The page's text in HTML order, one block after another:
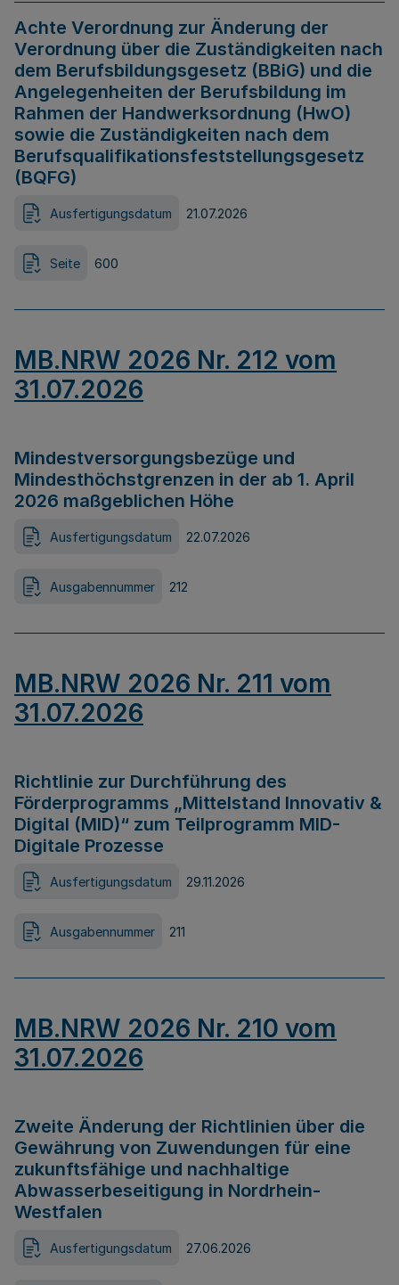
Achte Verordnung zur Änderung der
Verordnung über die Zuständigkeiten nach
dem Berufsbildungsgesetz (BBiG) und die
Angelegenheiten der Berufsbildung im
Rahmen der Handwerksordnung (HwO)
sowie die Zuständigkeiten nach dem
Berufsqualifikationsfeststellungsgesetz
(BQFG)
Ausfertigungsdatum 21.07.2026
Seite 600
MB.NRW 2026 Nr. 212 vom
31.07.2026
Mindestversorgungsbezüge und
Mindesthöchstgrenzen in der ab 1. April
2026 maßgeblichen Höhe
Ausfertigungsdatum 22.07.2026
Ausgabennummer 212
MB.NRW 2026 Nr. 211 vom
31.07.2026
Richtlinie zur Durchführung des
Förderprogramms „Mittelstand Innovativ &
Digital (MID)“ zum Teilprogramm MID-
Digitale Prozesse
Ausfertigungsdatum 29.11.2026
Ausgabennummer 211
MB.NRW 2026 Nr. 210 vom
31.07.2026
Zweite Änderung der Richtlinien über die
Gewährung von Zuwendungen für eine
zukunftsfähige und nachhaltige
Abwasserbeseitigung in Nordrhein-
Westfalen
Ausfertigungsdatum 27.06.2026